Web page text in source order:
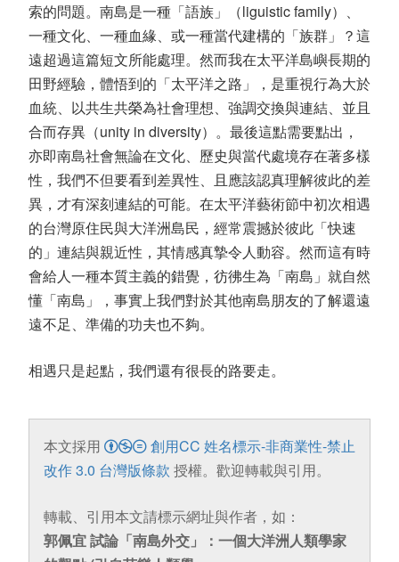
索的問題。南島是一種「語族」（liguistic family）、
一種文化、一種血緣、或一種當代建構的「族群」？這
遠超過這篇短文所能處理。然而我在太平洋島嶼長期的
田野經驗，體悟到的「太平洋之路」，是重視行為大於
血統、以共生共榮為社會理想、強調交換與連結、並且
合而存異（unity in diversity）。最後這點需要點出，
亦即南島社會無論在文化、歷史與當代處境存在著多樣
性，我們不但要看到差異性、且應該認真理解彼此的差
異，才有深刻連結的可能。在太平洋藝術節中初次相遇
的台灣原住民與大洋洲島民，經常震撼於彼此「快速
的」連結與親近性，其情感真摯令人動容。然而這有時
會給人一種本質主義的錯覺，彷彿生為「南島」就自然
懂「南島」，事實上我們對於其他南島朋友的了解還遠
遠不足、準備的功夫也不夠。
相遇只是起點，我們還有很長的路要走。
本文採用
創用CC 姓名標示-非商業性-禁止
改作 3.0 台灣版條款 授權。歡迎轉載與引用。
轉載、引用本文請標示網址與作者，如：
郭佩宜 試論「南島外交」：一個大洋洲人類學家